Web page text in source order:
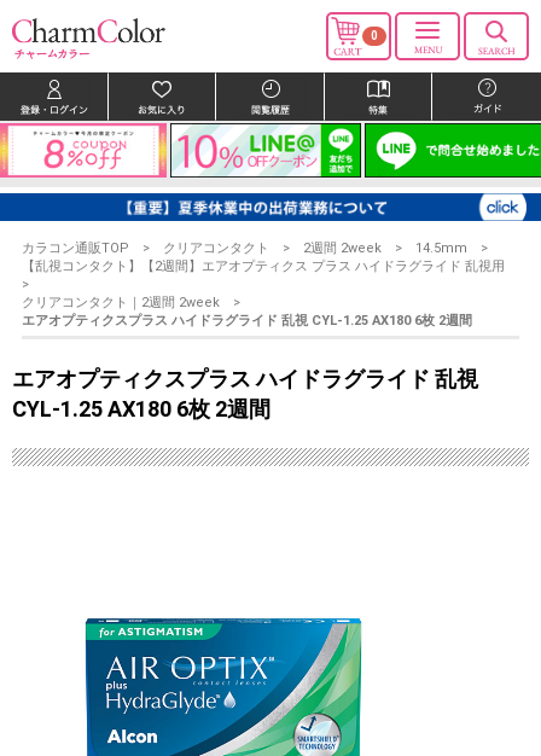
0
カラコン通販TOP クリアコンタクト 2週間 2week
14.5mm
【乱視コンタクト】【2週間】エアオプティクス プラス ハイドラグライド 乱視用
クリアコンタクト｜2週間 2week
エアオプティクスプラス ハイドラグライド 乱視 CYL-1.25 AX180 6枚 2週間
エアオプティクスプラス ハイドラグライド 乱視
CYL-1.25 AX180 6枚 2週間